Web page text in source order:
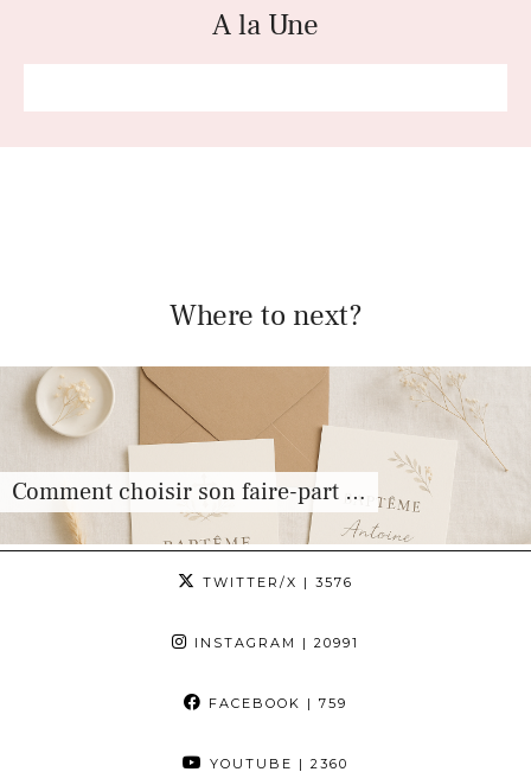
A la Une
Where to next?
… Mutuelle et maternité, à quels
TWITTER/X | 3576
INSTAGRAM | 20991
FACEBOOK | 759
YOUTUBE | 2360